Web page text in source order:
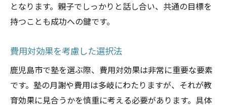
となります。親子でしっかりと話し合い、共通の目標を
持つことも成功への鍵です。
費用対効果を考慮した選択法
鹿児島市で塾を選ぶ際、費用対効果は非常に重要な要素
です。塾の月謝や費用は多岐にわたりますが、それが教
育効果に見合うかを慎重に考える必要があります。具体